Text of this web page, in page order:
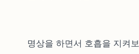
명상을 하면서 호흡을 지켜